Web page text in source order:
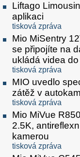
Liftago
aplikaci
tisková zpráva
Mio MiSentry
se připojíte na
ukládá videa
tisková zpráva
MIO uvedlo
zátěž v
tisková zpráva
Mio MiVue
2.5K,
kamerou
tisková zpráva